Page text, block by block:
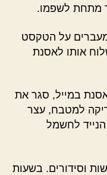
מתחת לשפמו.
מעברים על הטקסט
אותו לאסנת
במייל, סגר את
למטבח, עצר
לחשמל
וסידורים. בשעות